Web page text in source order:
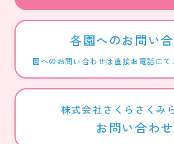
各園へのお問い
園へのお問い合わせは直接お電話にて
株式会社さくらさくみ
お問い合わせ